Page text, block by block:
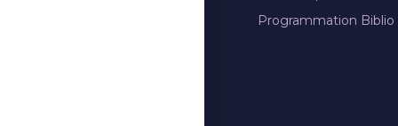
Programmation Biblio